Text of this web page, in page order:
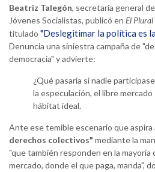
Beatriz Talegón, secretaria general
Jóvenes Socialistas, publicó en El Plural
titulado "Deslegitimar la política es
Denuncia una siniestra campaña de
democracia" y advierte:
¿Qué pasaría si nadie
la especulación, el libre
hábitat ideal.
Ante ese temible escenario que aspira
derechos colectivos" mediante la
"que también responden en la mayoría
mercado, donde el que paga, manda",